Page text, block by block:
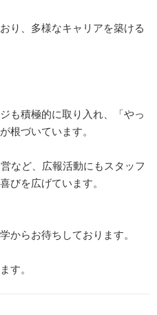
り、多様なキャリアを築ける
も積極的に取り入れ、「やっ
根づいています。
など、広報活動にもスタッフ
びを広げています。
からお待ちしております。
す。